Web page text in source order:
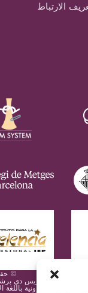
الارتباط
©
إسكليوزيس دي برشلونة يستند على اللوائح
الإكترونية